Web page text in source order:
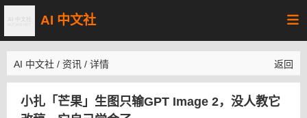
AI 中文社
AI 中文社 / 资讯 / 详情 返回
小扎「芒果」生图只输GPT Image 2，没人教它